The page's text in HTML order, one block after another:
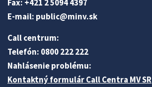
Fax: +421 2 5094 4397
E-mail: public@minv.sk
Call centrum:
Telefón: 0800 222 222
Nahlásenie problému:
Kontaktný formulár Call Centra MV SR